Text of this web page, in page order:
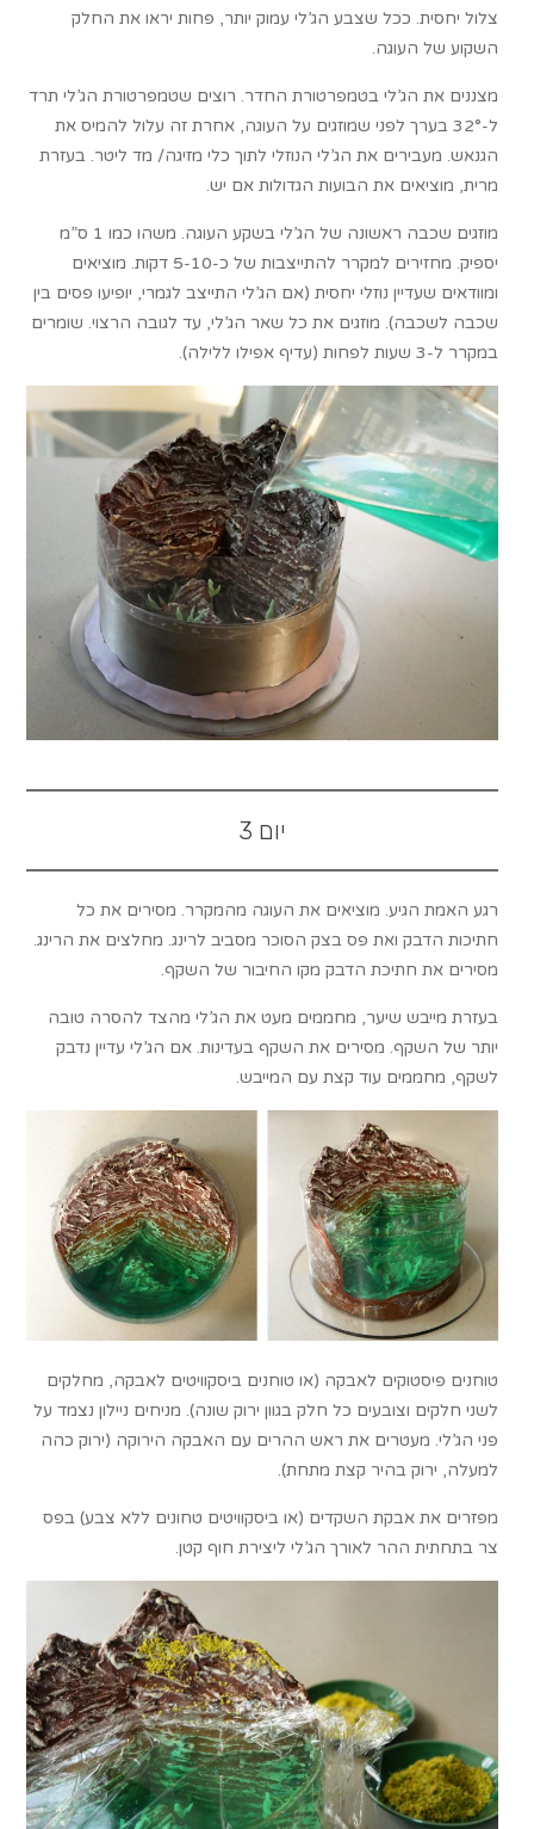
צלול יחסית. ככל שצבע הג’לי עמוק יותר, פחות יראו את החלק
השקוע של העוגה.
מצננים את הג’לי בטמפרטורת החדר. רוצים שטמפרטורת הג’לי תרד
ל-32° בערך לפני שמוזגים על העוגה, אחרת זה עלול להמיס את
הגנאש. מעבירים את הג’לי הנוזלי לתוך כלי מזיגה/ מד ליטר. בעזרת
מרית, מוציאים את הבועות הגדולות אם יש.
מוזגים שכבה ראשונה של הג’לי בשקע העוגה. משהו כמו 1 ס”מ
יספיק. מחזירים למקרר להתייצבות של כ-5-10 דקות. מוציאים
ומוודאים שעדיין נוזלי יחסית (אם הג’לי התייצב לגמרי, יופיעו פסים בין
שכבה לשכבה). מוזגים את כל שאר הג’לי, עד לגובה הרצוי. שומרים
במקרר ל-3 שעות לפחות (עדיף אפילו ללילה).
יום 3
רגע האמת הגיע. מוציאים את העוגה מהמקרר. מסירים את כל
חתיכות הדבק ואת פס בצק הסוכר מסביב לרינג. מחלצים את הרינג.
מסירים את חתיכת הדבק מקו החיבור של השקף.
בעזרת מייבש שיער, מחממים מעט את הג’לי מהצד להסרה טובה
יותר של השקף. מסירים את השקף בעדינות. אם הג’לי עדיין נדבק
לשקף, מחממים עוד קצת עם המייבש.
טוחנים פיסטוקים לאבקה (או טוחנים ביסקוויטים לאבקה, מחלקים
לשני חלקים וצובעים כל חלק בגוון ירוק שונה). מניחים ניילון נצמד על
פני הג’לי. מעטרים את ראש ההרים עם האבקה הירוקה (ירוק כהה
למעלה, ירוק בהיר קצת מתחת).
מפזרים את אבקת השקדים (או ביסקוויטים טחונים ללא צבע) בפס
צר בתחתית ההר לאורך הג’לי ליצירת חוף קטן.